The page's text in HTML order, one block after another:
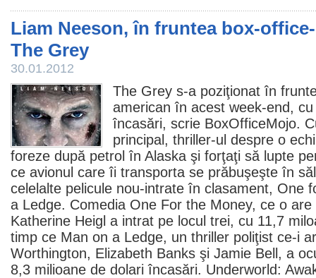
Liam Neeson, în fruntea box-
The Grey
30.01.2012
The Grey s-a poziţionat în
american în acest week-end,
încasări, scrie BoxOfficeMojo.
principal, thriller-ul despre o
foreze după petrol în Alaska şi forţaţi să lupte
ce avionul care îi transporta se prăbuşeşte în
celelalte pelicule nou-intrate în clasament, One
a Ledge. Comedia One For the Money, ce o
Katherine Heigl a intrat pe locul trei, cu 11,7
timp ce Man on a Ledge, un thriller poliţist ce-i
Worthington, Elizabeth Banks şi Jamie Bell , a
8,3 milioane de dolari încasări. Underworld: